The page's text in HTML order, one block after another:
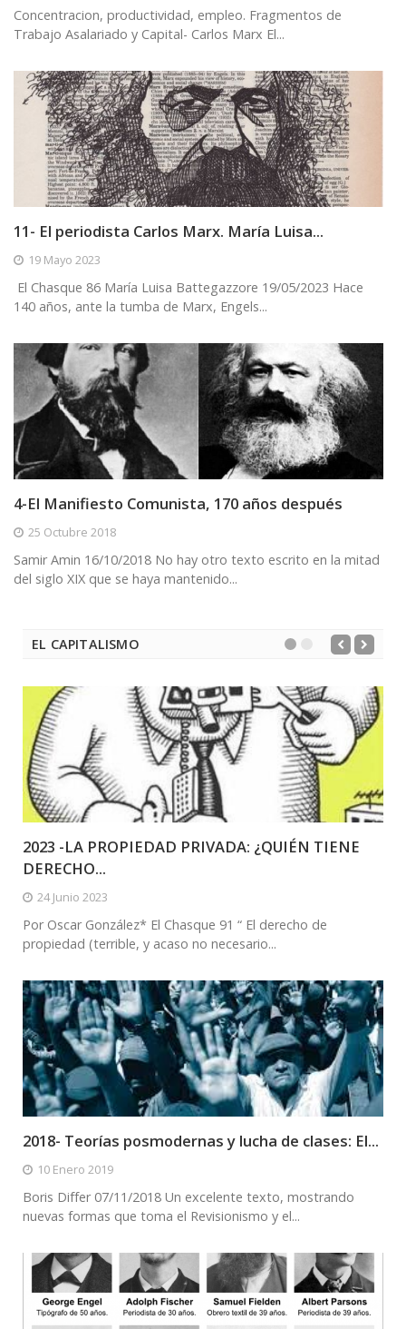
Concentracion, productividad, empleo. Fragmentos de
Trabajo Asalariado y Capital- Carlos Marx El...
11- El periodista Carlos Marx. María Luisa...
19 Mayo 2023
​ El Chasque 86 María Luisa Battegazzore 19/05/2023 Hace
140 años, ante la tumba de Marx, Engels...
4-El Manifiesto Comunista, 170 años después
25 Octubre 2018
Samir Amin 16/10/2018 No hay otro texto escrito en la mitad
del siglo XIX que se haya mantenido...
EL CAPITALISMO
2023 -LA PROPIEDAD PRIVADA: ¿QUIÉN TIENE
DERECHO...
24 Junio 2023
Por Oscar González* El Chasque 91 “ El derecho de
propiedad (terrible, y acaso no necesario...
2018- Teorías posmodernas y lucha de clases: El...
10 Enero 2019
Boris Differ 07/11/2018 Un excelente texto, mostrando
nuevas formas que toma el Revisionismo y el...